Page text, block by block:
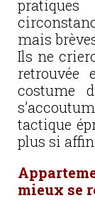
mais
Ils ne
retrouvée
costume
tactique
plus si
mieux se